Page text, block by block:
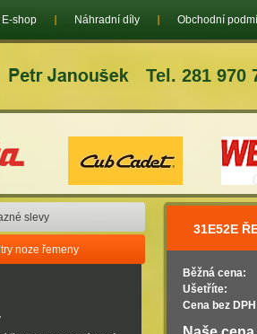
Tel. 281 970
E-shop Náhradní díly Obchodní
slevy
noze řemeny
31E52E
Běžná cena:
Ušetříte:
Cena bez